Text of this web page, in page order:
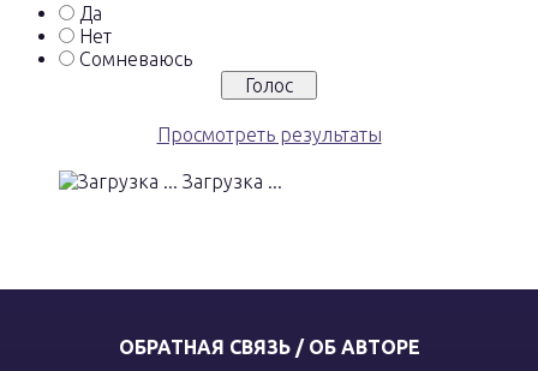
Да
Нет
Сомневаюсь
Просмотреть результаты
Загрузка ...
ОБРАТНАЯ СВЯЗЬ / ОБ АВТОРЕ